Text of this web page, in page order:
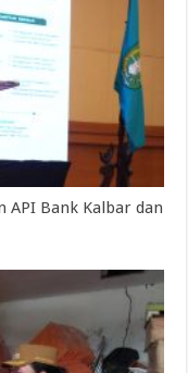
API Bank Kalbar dan